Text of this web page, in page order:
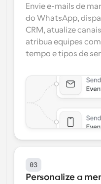
Envie e-mails de
do WhatsApp,
CRM, atualize
atribua equipes
tempo e tipos de
03
Personalize a